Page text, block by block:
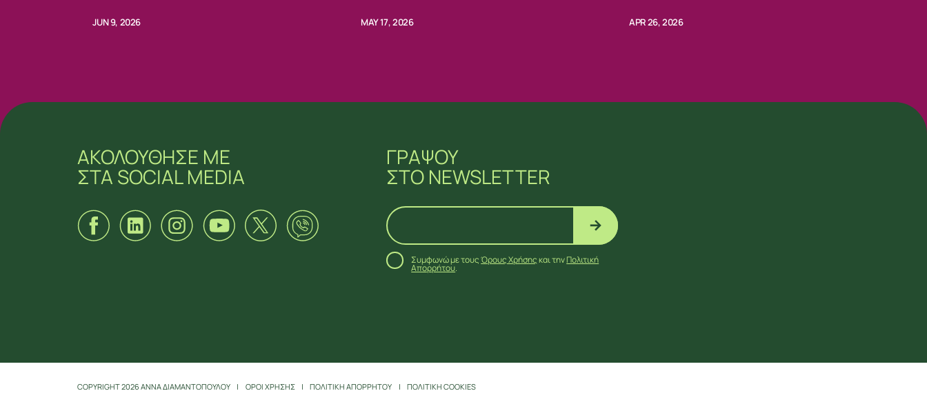
JUN 9, 2026 MAY 17, 2026 APR 26, 2026
ΑΚΟΛΟΥΘΗΣΕ ΜΕ
ΣΤΑ SOCIAL MEDIA
ΓΡΑΨΟΥ
ΣΤΟ NEWSLETTER
Συμφωνώ με τουςΌρους Χρήσηςκαι τηνΠολιτική
Απορρήτου.
COPYRIGHT 2026 ΑΝΝΑ ΔΙΑΜΑΝΤΟΠΟΥΛΟΥ ΟΡΟΙ ΧΡΗΣΗΣ ΠΟΛΙΤΙΚΗ ΑΠΟΡΡΗΤΟΥ ΠΟΛΙΤΙΚΗ COOKIES